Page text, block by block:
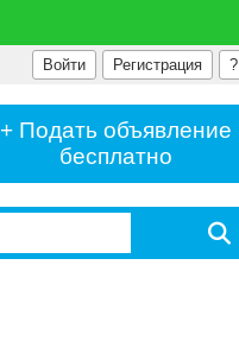
?
Регистрация
Войти
+ Подать объявление
бесплатно